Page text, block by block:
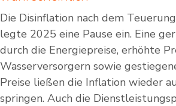
Die Disinflation nach dem
legte 2025 eine Pause ein. Eine
durch die Energiepreise, erhöhte
Wasserversorgern sowie
Preise ließen die Inflation wieder
springen. Auch die